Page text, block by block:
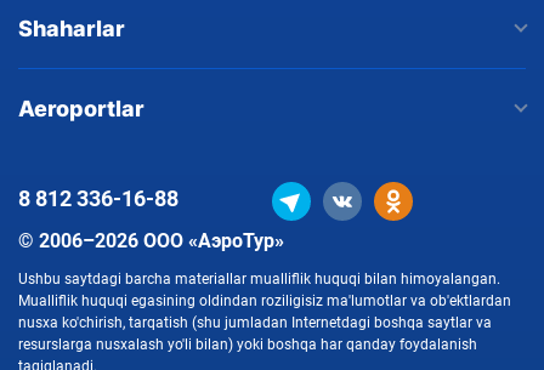
Shaharlar
Aeroportlar
© 2006–2026 ООО «АэроТур»
Ushbu saytdagi barcha materiallar mualliflik huquqi bilan himoyalangan.
Mualliflik huquqi egasining oldindan roziligisiz ma'lumotlar va ob'ektlardan
nusxa ko'chirish, tarqatish (shu jumladan Internetdagi boshqa saytlar va
resurslarga nusxalash yo'li bilan) yoki boshqa har qanday foydalanish
taqiqlanadi.
8 812336-16-88